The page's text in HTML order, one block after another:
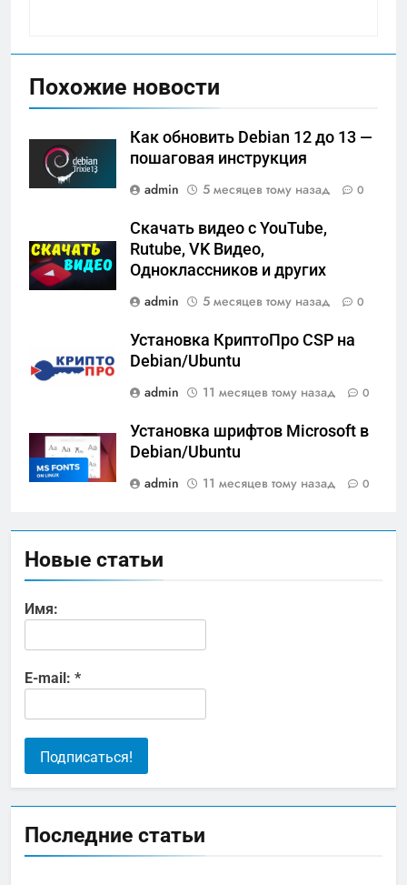
Похожие новости
Как обновить Debian 12 до 13 —
пошаговая инструкция
admin
5 месяцев тому назад 0
Скачать видео с YouTube,
Rutube, VK Видео,
Oдноклассников и других
admin
5 месяцев тому назад 0
Установка КриптоПро CSP на
Debian/Ubuntu
admin
11 месяцев тому назад 0
Установка шрифтов Microsoft в
Debian/Ubuntu
admin
11 месяцев тому назад 0
Новые статьи
Имя:
E-mail: *
Последние статьи